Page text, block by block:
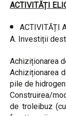
ACTIVITĂȚI
ACTIVITĂȚI
A. Investiții
Achiziționarea
Achiziționarea
pile de hidrogen
Construirea/
de troleibuz